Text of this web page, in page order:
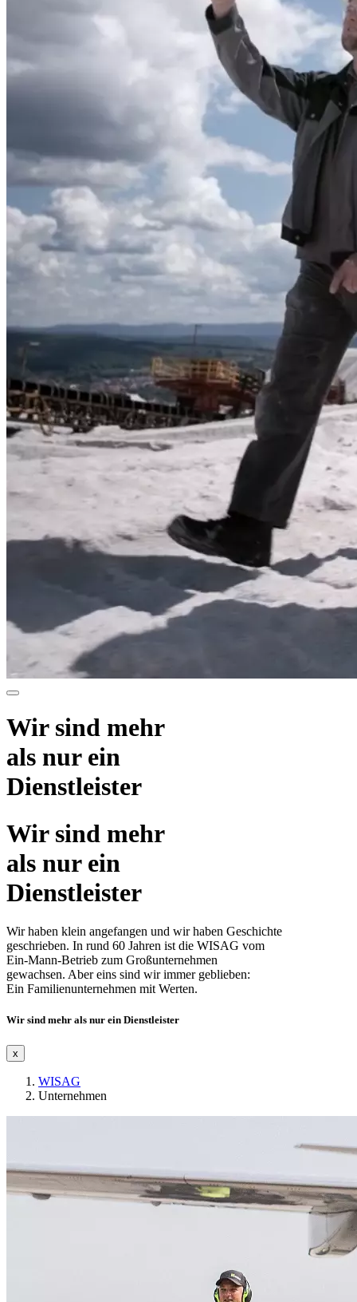
Wir sind mehr
als nur ein
Dienst­leister
Wir sind mehr
als nur ein
Dienst­leister
Wir haben klein angefangen und wir haben Geschichte
geschrieben. In rund 60 Jahren ist die WISAG vom
Ein-Mann-Betrieb zum Großunternehmen
gewachsen. Aber eins sind wir immer geblieben:
Ein Familienunternehmen mit Werten.
Wir sind mehr als nur ein Dienst­leister
x
WISAG
Unternehmen